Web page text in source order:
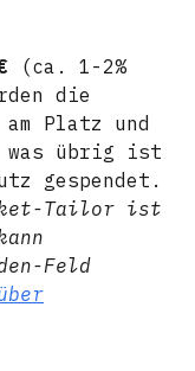
(ca. 1-2%
die
Platz und
was übrig ist
gespendet.
Tailor ist
Feld